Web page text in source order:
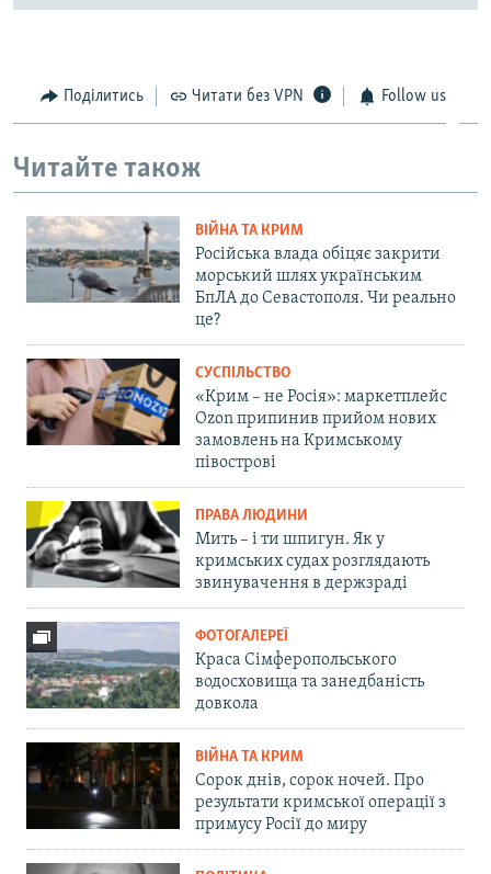
Поділитись Читати без VPN Follow us
Читайте також
ВІЙНА ТА КРИМ
Російська влада обіцяє закрити
морський шлях українським
БпЛА до Севастополя. Чи реально
це?
СУСПІЛЬСТВО
«Крим – не Росія»: маркетплейс
Ozon припинив прийом нових
замовлень на Кримському
півострові
ПРАВА ЛЮДИНИ
Мить – і ти шпигун. Як у
кримських судах розглядають
звинувачення в держзраді
ФОТОГАЛЕРЕЇ
Краса Сімферопольського
водосховища та занедбаність
довкола
ВІЙНА ТА КРИМ
Сорок днів, сорок ночей. Про
результати кримської операції з
примусу Росії до миру